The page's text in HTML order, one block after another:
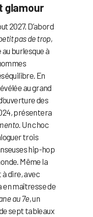
glamour
2027. D’abord
pas de trop,
burlesque à
En
au grand
des
présentera
. Un choc
trois
hip-hop
Même la
dire, avec
maîtresse de
au 7e, un
sept tableaux